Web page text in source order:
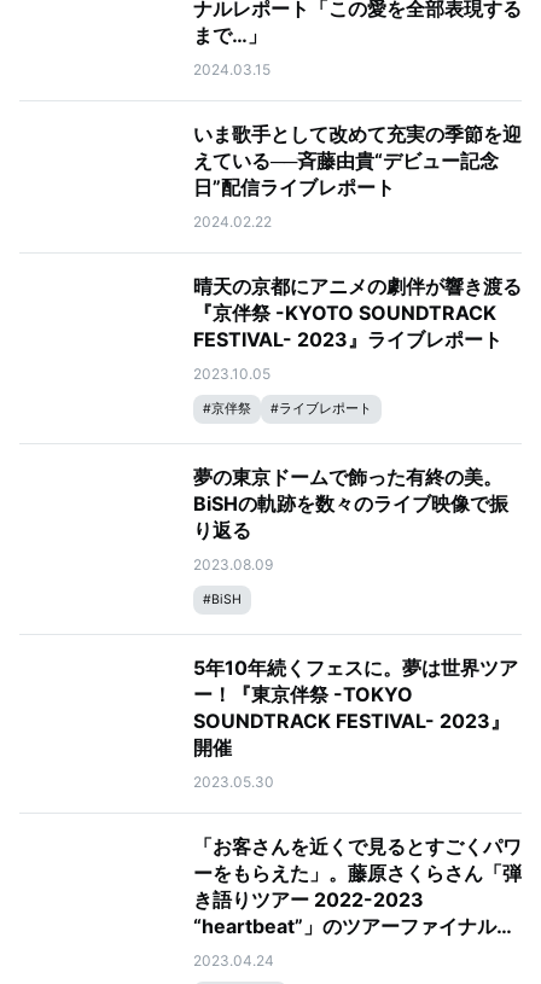
ナルレポート「この愛を全部表現する
まで…」
2024.03.15
いま歌手として改めて充実の季節を迎
えている──斉藤由貴“デビュー記念
日”配信ライブレポート
2024.02.22
晴天の京都にアニメの劇伴が響き渡る
『京伴祭 -KYOTO SOUNDTRACK
FESTIVAL- 2023』ライブレポート
2023.10.05
#京伴祭 #ライブレポート
夢の東京ドームで飾った有終の美。
BiSHの軌跡を数々のライブ映像で振
り返る
2023.08.09
#BiSH
5年10年続くフェスに。夢は世界ツア
ー！『東京伴祭 -TOKYO
SOUNDTRACK FESTIVAL- 2023』
開催
2023.05.30
「お客さんを近くで見るとすごくパワ
ーをもらえた」。藤原さくらさん「弾
き語りツアー 2022-2023
“heartbeat”」のツアーファイナルを
レポート
2023.04.24